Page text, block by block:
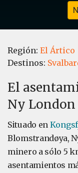
Región: El Ártico
Destinos:
El
Ny London
Situado en
Blomstrandøya,
minero a sólo 5
asentamientos